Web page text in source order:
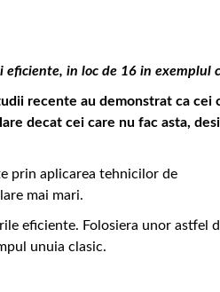
in loc de 16 in exemplul
recente au demonstrat ca cei
decat cei care nu fac asta, desi
prin aplicarea tehnicilor de
mai mari.
eficiente. Folosiera unor astfel
unuia clasic.